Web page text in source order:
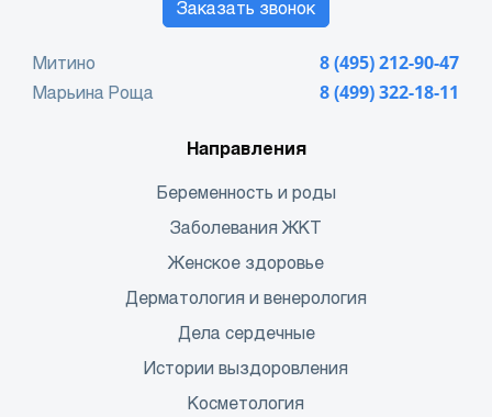
Заказать звонок
8 (495) 212-90-47
Митино
8 (499) 322-18-11
Марьина Роща
Направления
Беременность и роды
Заболевания ЖКТ
Женское здоровье
Дерматология и венерология
Дела сердечные
Истории выздоровления
Косметология